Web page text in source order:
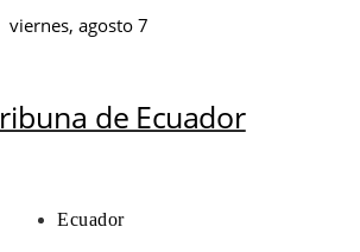
viernes, agosto 7
Ecuador